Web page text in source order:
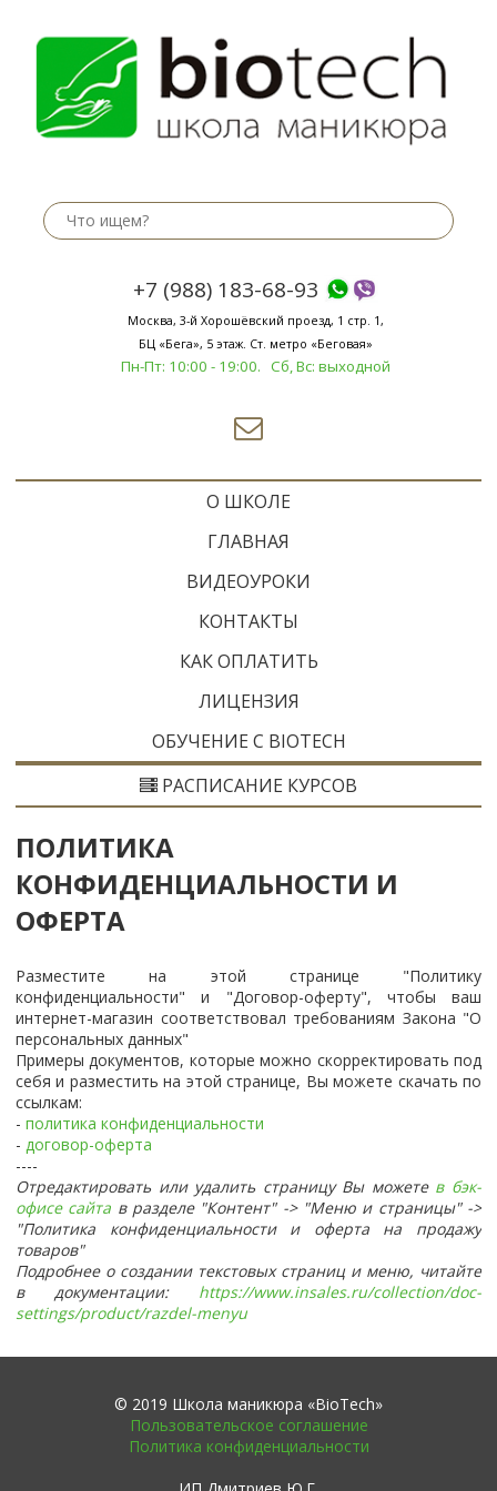
+7 (988) 183-68-93
Москва, 3-й Хорошёвский проезд, 1 стр. 1,
БЦ «Бега», 5 этаж. Ст. метро «Беговая»
Пн-Пт: 10:00 - 19:00. Сб, Вс: выходной
O ШКОЛЕ
ГЛАВНАЯ
ВИДЕОУРОКИ
КОНТАКТЫ
КАК ОПЛАТИТЬ
ЛИЦЕНЗИЯ
ОБУЧЕНИЕ С BIOTECH
РАСПИСАНИЕ КУРСОВ
ПОЛИТИКА
КОНФИДЕНЦИАЛЬНОСТИ И
ОФЕРТА
Разместите на этой странице "Политику
конфиденциальности" и "Договор-оферту", чтобы ваш
интернет-магазин соответствовал требованиям Закона "О
персональных данных"
Примеры документов, которые можно скорректировать под
себя и разместить на этой странице, Вы можете скачать по
ссылкам:
- политика конфиденциальности
- договор-оферта
----
Отредактировать или удалить страницу Вы можете в бэк-
офисе сайта в разделе "Контент" -> "Меню и страницы" ->
"Политика конфиденциальности и оферта на продажу
товаров"
Подробнее о создании текстовых страниц и меню, читайте
в документации: https://www.insales.ru/collection/doc-
settings/product/razdel-menyu
© 2019 Школа маникюра «BioTech»
Пользовательское соглашение
Политика конфиденциальности